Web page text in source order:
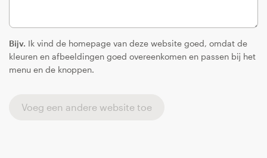
Bijv. Ik vind de homepage van deze website goed, omdat de
kleuren en afbeeldingen goed overeenkomen en passen bij het
menu en de knoppen.
Voeg een andere website toe